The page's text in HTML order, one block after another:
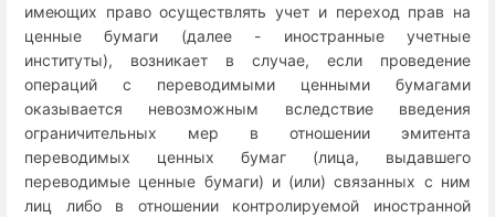
имеющих право осуществлять учет и переход прав на
ценные бумаги (далее - иностранные учетные
институты), возникает в случае, если проведение
операций с переводимыми ценными бумагами
оказывается невозможным вследствие введения
ограничительных мер в отношении эмитента
переводимых ценных бумаг (лица, выдавшего
переводимые ценные бумаги) и (или) связанных с ним
лиц либо в отношении контролируемой иностранной